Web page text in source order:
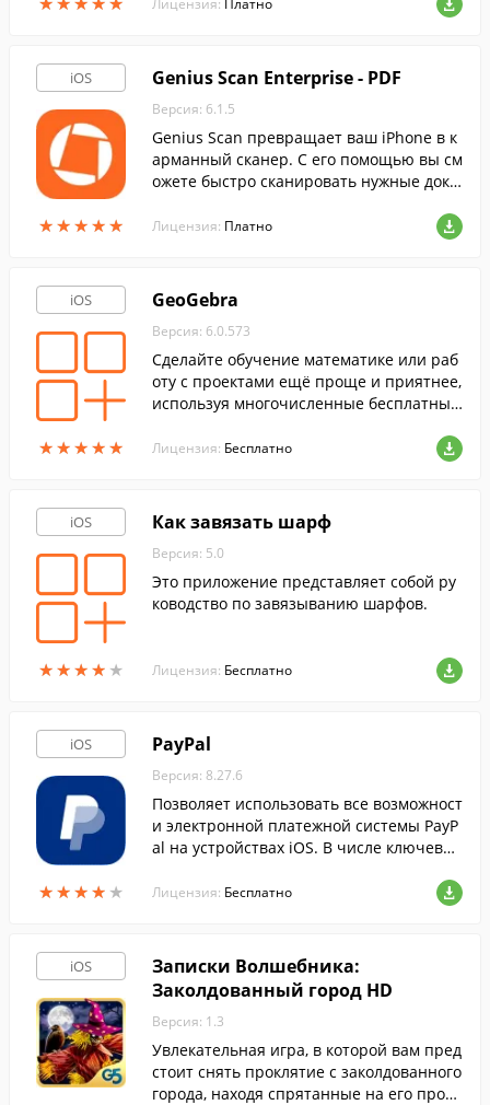
Лицензия: Платно
iOS
★★★★★
★★★★★
Genius Scan Enterprise - PD‪F
Версия: 6.1.5
Genius Scan превращает ваш iPhone в к
арманный сканер. С его помощью вы см
ожете быстро сканировать нужные доку
EG или PDF.
Лицензия: Платно
iOS
★★★★★
★★★★★
GeoGebra
Версия: 6.0.573
Сделайте обучение математике или раб
оту с проектами ещё проще и приятнее,
используя многочисленные бесплатные
й программы.
Лицензия: Бесплатно
iOS
★★★★ ★
★★★★ ★
Как завязать шарф
Версия: 5.0
Это приложение представляет собой ру
ководство по завязыванию шарфов.
Лицензия: Бесплатно
iOS
★★★★ ★
★★★★ ★
PayPal
Версия: 8.27.6
Позволяет использовать все возможност
и электронной платежной системы PayP
al на устройствах iOS. В числе ключевых
пень защиты данных банковских карт.
Лицензия: Бесплатно
iOS
Записки Волшебника:
Заколдованный город HD
Версия: 1.3
Увлекательная игра, в которой вам пред
стоит снять проклятие с заколдованного
города, находя спрятанные на его прост